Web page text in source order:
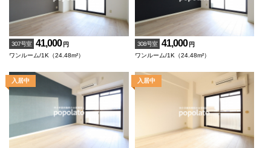
307号室 41,000 円
ワンルーム/1K（24.48m²）
308号室 41,000 円
ワンルーム/1K（24.48m²）